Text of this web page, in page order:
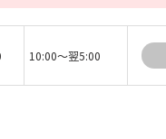
10:00～翌5:00